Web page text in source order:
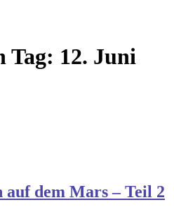
Tag: 12. Juni
auf dem Mars – Teil 2